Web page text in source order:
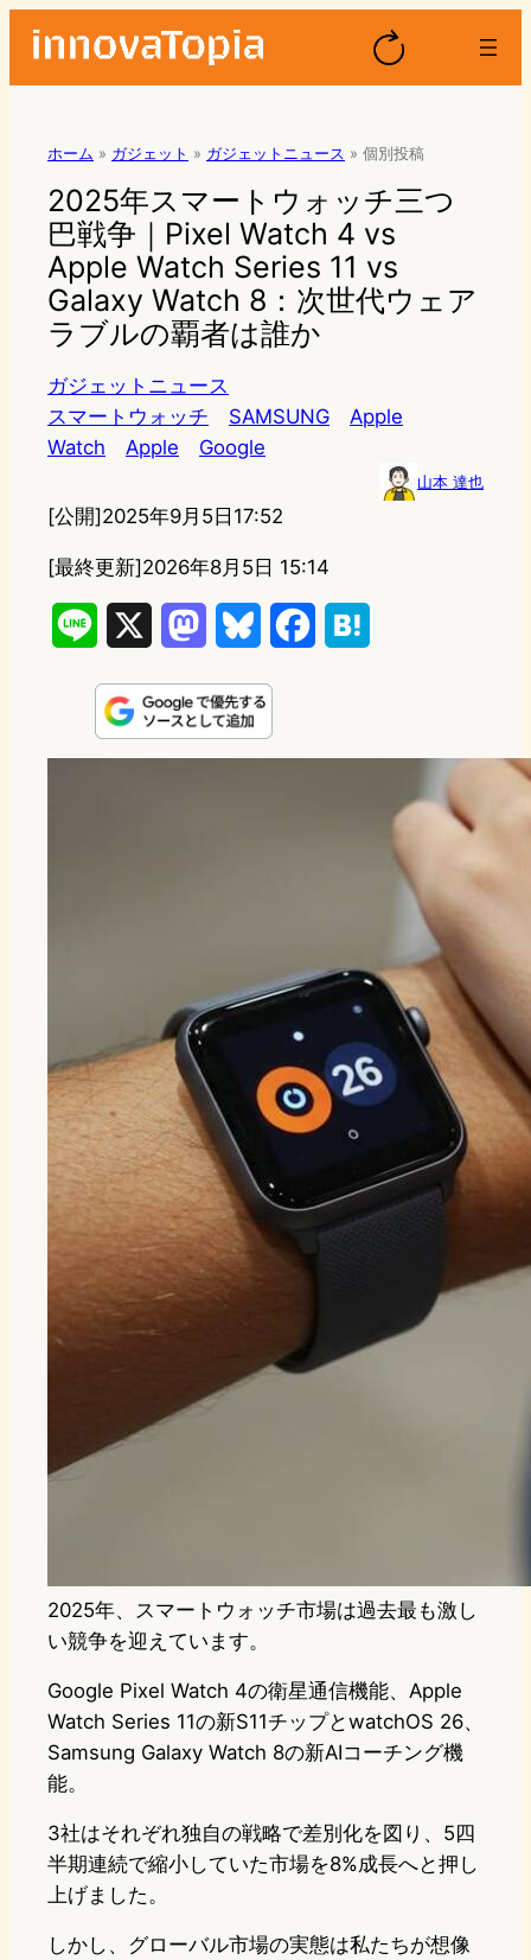
ホーム » ガジェット » ガジェットニュース » 個別投稿
2025年スマートウォッチ三つ
巴戦争｜Pixel Watch 4 vs
Apple Watch Series 11 vs
Galaxy Watch 8：次世代ウェア
ラブルの覇者は誰か
ガジェットニュース
スマートウォッチ
SAMSUNG
Apple
Watch
Apple Google
山本 達也
[公開]2025年9月5日17:52
[最終更新]2026年8月5日 15:14
n
e
s
t
u
e
e
e
2025年、スマートウォッチ市場は過去最も激し
い競争を迎えています。
Google Pixel Watch 4の衛星通信機能、Apple
Watch Series 11の新S11チップとwatchOS 26、
Samsung Galaxy Watch 8の新AIコーチング機
能。
3社はそれぞれ独自の戦略で差別化を図り、5四
半期連続で縮小していた市場を8%成長へと押し
上げました。
しかし、グローバル市場の実態は私たちが想像